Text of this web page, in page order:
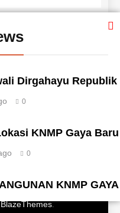
Dirgahayu
0
KNMP Gaya
0
KNMP
0
All Rights Reserved
BlazeThemes.